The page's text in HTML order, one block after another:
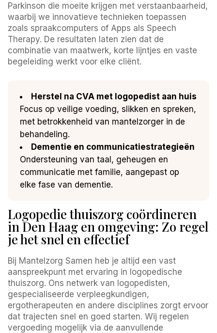
Parkinson die moeite krijgen met verstaanbaarheid,
waarbij we innovatieve technieken toepassen
zoals spraakcomputers of Apps als Speech
Therapy. De resultaten laten zien dat de
combinatie van maatwerk, korte lijntjes en vaste
begeleiding werkt voor elke cliënt.
Herstel na CVA met logopedist aan huis
Focus op veilige voeding, slikken en spreken,
met betrokkenheid van mantelzorger in de
behandeling.
Dementie en communicatiestrategieën
Ondersteuning van taal, geheugen en
communicatie met familie, aangepast op
elke fase van dementie.
Logopedie thuiszorg coördineren
in Den Haag en omgeving: Zo regel
je het snel en effectief
Bij Mantelzorg Samen heb je altijd een vast
aanspreekpunt met ervaring in logopedische
thuiszorg. Ons netwerk van logopedisten,
gespecialiseerde verpleegkundigen,
ergotherapeuten en andere disciplines zorgt ervoor
dat trajecten snel en goed starten. Wij regelen
vergoeding mogelijk via de aanvullende